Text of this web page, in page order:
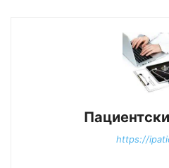
https://